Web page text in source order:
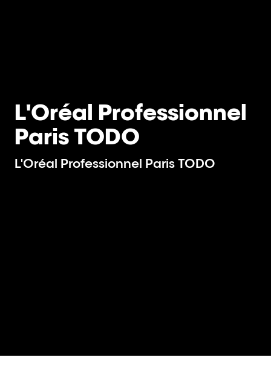
L'Oréal Professionnel
Paris TODO
L'Oréal Professionnel Paris TODO